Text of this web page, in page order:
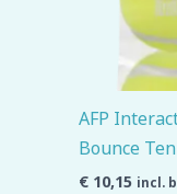
AFP
Bounce
€ 10,15 incl.